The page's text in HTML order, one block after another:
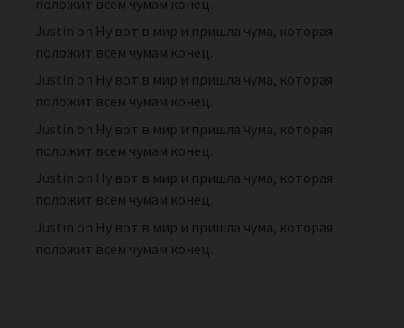
Justin on Ну вот в мир и пришла чума, которая
положит всем чумам конец.
Justin on Ну вот в мир и пришла чума, которая
положит всем чумам конец.
Justin on Ну вот в мир и пришла чума, которая
положит всем чумам конец.
Justin on Ну вот в мир и пришла чума, которая
положит всем чумам конец.
Justin on Ну вот в мир и пришла чума, которая
положит всем чумам конец.